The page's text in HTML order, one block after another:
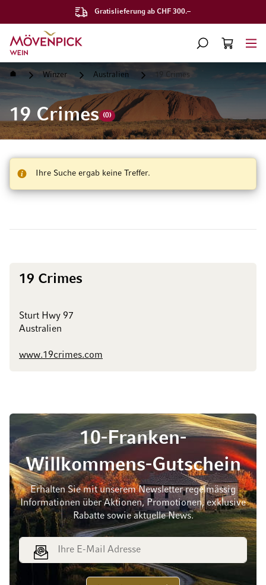
Gratislieferung ab CHF 300.–
Zur Startseite
SUCHE
WARENKORB
Startseite Winzer Australien 19 Crimes
19 Crimes (0)
Ihre Suche ergab keine Treffer.
19 Crimes
Sturt Hwy 97
Australien
www.19crimes.com
10-Franken-
Willkommens-Gutschein
Erhalten Sie mit unserem Newsletter regelmässig
Informationen über Aktionen, Promotionen, exklusive
Rabatte sowie aktuelle News.
E-Mail Adresse